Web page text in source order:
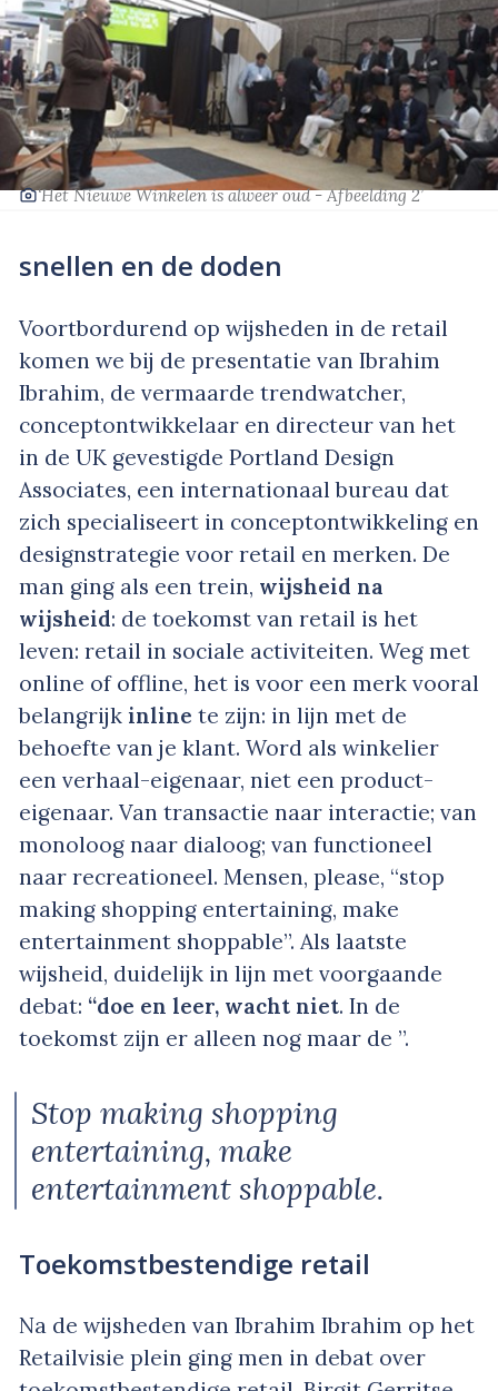
‘Het Nieuwe Winkelen is alweer oud - Afbeelding 2’
snellen en de doden
Voortbordurend op wijsheden in de retail
komen we bij de presentatie van Ibrahim
Ibrahim, de vermaarde trendwatcher,
conceptontwikkelaar en directeur van het
in de UK gevestigde Portland Design
Associates, een internationaal bureau dat
zich specialiseert in conceptontwikkeling en
designstrategie voor retail en merken. De
man ging als een trein, wijsheid na
wijsheid: de toekomst van retail is het
leven: retail in sociale activiteiten. Weg met
online of offline, het is voor een merk vooral
belangrijk inline te zijn: in lijn met de
behoefte van je klant. Word als winkelier
een verhaal-eigenaar, niet een product-
eigenaar. Van transactie naar interactie; van
monoloog naar dialoog; van functioneel
naar recreationeel. Mensen, please, “stop
making shopping entertaining, make
entertainment shoppable”. Als laatste
wijsheid, duidelijk in lijn met voorgaande
debat: “doe en leer, wacht niet. In de
toekomst zijn er alleen nog maar de ”.
Stop making shopping
entertaining, make
entertainment shoppable.
Toekomstbestendige retail
Na de wijsheden van Ibrahim Ibrahim op het
Retailvisie plein ging men in debat over